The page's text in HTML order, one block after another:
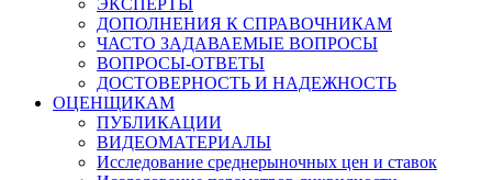
ЭКСПЕРТЫ
ДОПОЛНЕНИЯ К СПРАВОЧНИКАМ
ЧАСТО ЗАДАВАЕМЫЕ ВОПРОСЫ
ВОПРОСЫ-ОТВЕТЫ
ДОСТОВЕРНОСТЬ И НАДЕЖНОСТЬ
ОЦЕНЩИКАМ
ПУБЛИКАЦИИ
ВИДЕОМАТЕРИАЛЫ
Исследование среднерыночных цен и ставок